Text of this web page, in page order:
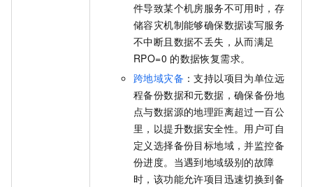
件导致某个机房服务不可用时，存
储容灾机制能够确保数据读写服务
不中断且数据不丢失，从而满足
RPO=0 的数据恢复需求。
跨地域灾备 ：支持以项目为单位远
程备份数据和元数据，确保备份地
点与数据源的地理距离超过一百公
里，以提升数据安全性。用户可自
定义选择备份目标地域，并监控备
份进度。当遇到地域级别的故障
时，该功能允许项目迅速切换到备